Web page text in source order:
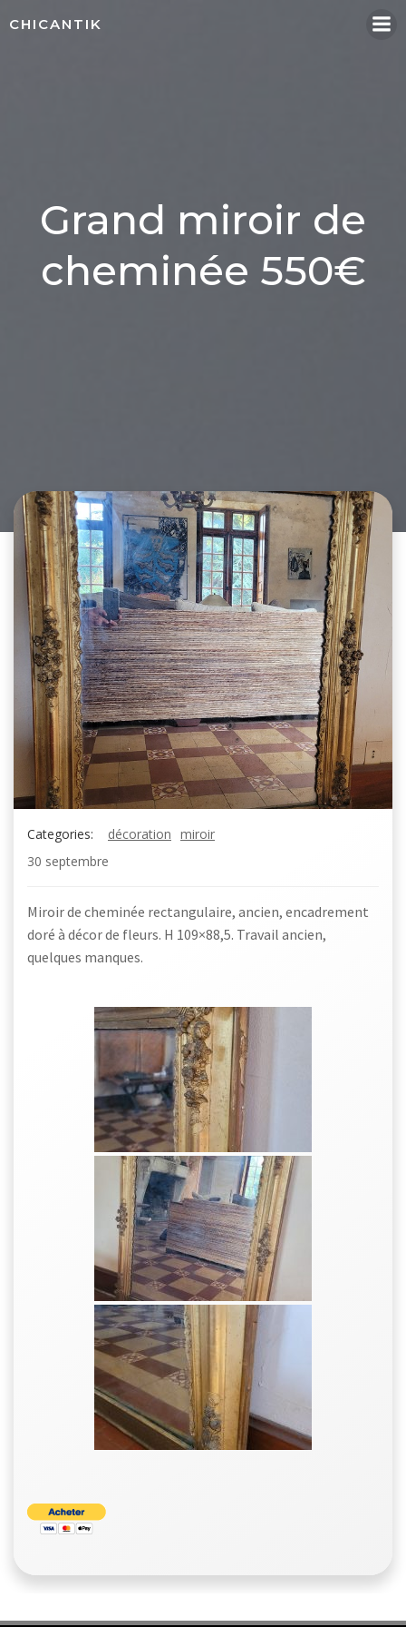
CHICANTIK
Grand miroir de
cheminée 550€
Categories: décoration miroir
30 septembre
Miroir de cheminée rectangulaire, ancien, encadrement
doré à décor de fleurs. H 109×88,5. Travail ancien,
quelques manques.